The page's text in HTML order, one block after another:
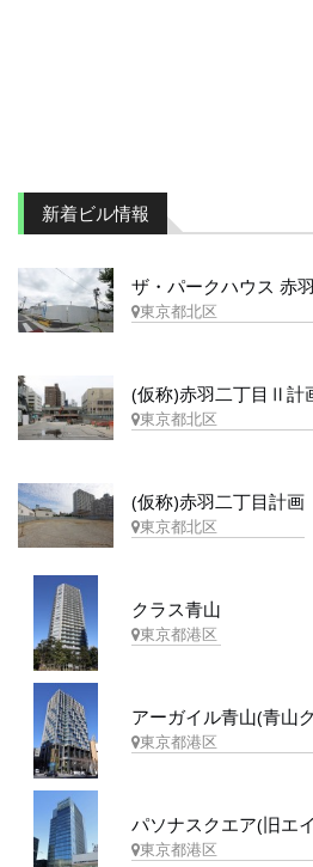
新着ビル情報
ザ・パークハウス 赤
東京都北区
(仮称)赤羽二丁目Ⅱ計
東京都北区
(仮称)赤羽二丁目計画
東京都北区
クラス青山
東京都港区
アーガイル青山(青山
東京都港区
パソナスクエア(旧エ
東京都港区